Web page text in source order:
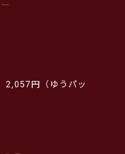
2,057円（ゆうパッ